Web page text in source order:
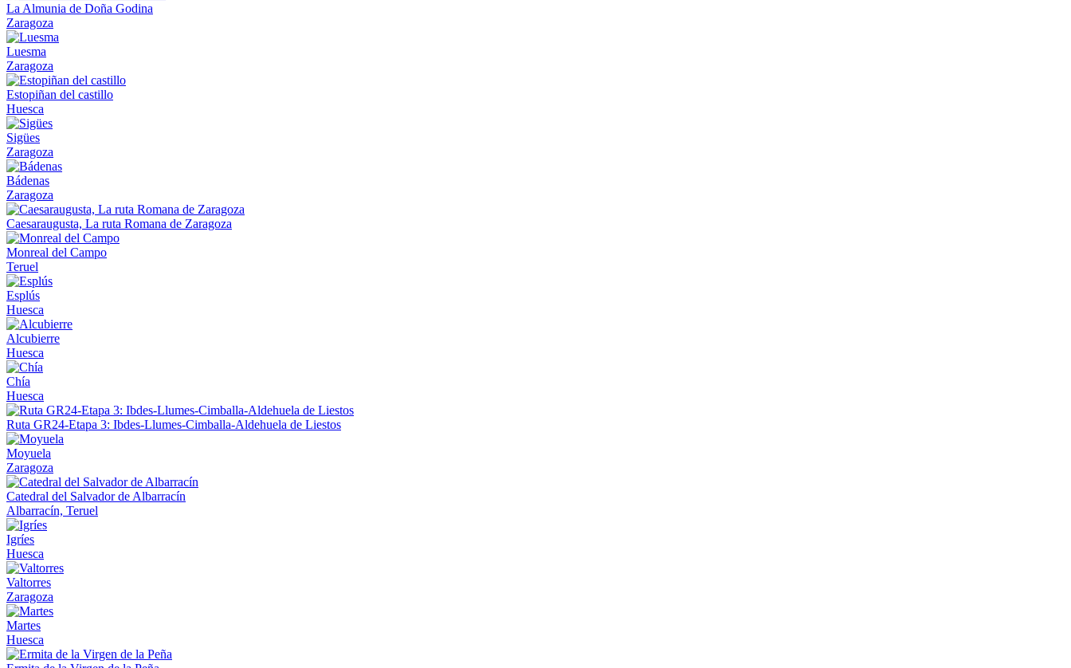
La Almunia de Doña Godina
Zaragoza
Luesma
Zaragoza
Estopiñan del castillo
Huesca
Sigües
Zaragoza
Bádenas
Zaragoza
Caesaraugusta, La ruta Romana de Zaragoza
Monreal del Campo
Teruel
Esplús
Huesca
Alcubierre
Huesca
Chía
Huesca
Ruta GR24-Etapa 3: Ibdes-Llumes-Cimballa-Aldehuela de Liestos
Moyuela
Zaragoza
Catedral del Salvador de Albarracín
Albarracín, Teruel
Igríes
Huesca
Valtorres
Zaragoza
Martes
Huesca